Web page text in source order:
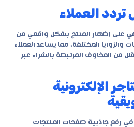
تردد العملاء
على إظهار المنتج بشكل واقعي من
المختلفة، مما يساعد العملاء
من المخاوف المرتبطة بالشراء عبر
الإلكترونية
في رفع جاذبية صفحات المنتجات